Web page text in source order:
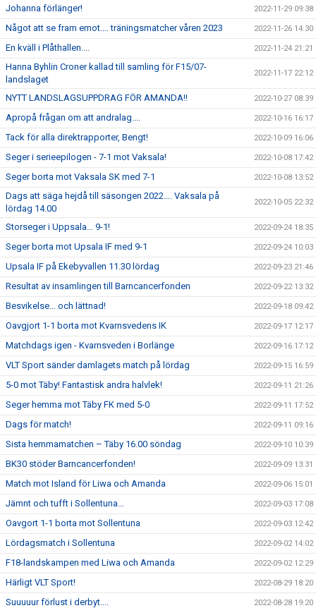
Johanna förlänger! 2022-11-29 09:38
Något att se fram emot.... träningsmatcher våren 2023 2022-11-26 14:30
En kväll i Plåthallen.... 2022-11-24 21:21
Hanna Byhlin Croner kallad till samling för F15/07-
landslaget
2022-11-17 22:12
NYTT LANDSLAGSUPPDRAG FÖR AMANDA!! 2022-10-27 08:39
Apropå frågan om att andralag.... 2022-10-16 16:17
Tack för alla direktrapporter, Bengt! 2022-10-09 16:06
Seger i serieepilogen - 7-1 mot Vaksala! 2022-10-08 17:42
Seger borta mot Vaksala SK med 7-1 2022-10-08 13:52
Dags att säga hejdå till säsongen 2022…. Vaksala på
lördag 14.00
2022-10-05 22:32
Storseger i Uppsala… 9-1! 2022-09-24 18:35
Seger borta mot Upsala IF med 9-1 2022-09-24 10:03
Upsala IF på Ekebyvallen 11.30 lördag 2022-09-23 21:46
Resultat av insamlingen till Barncancerfonden 2022-09-22 13:32
Besvikelse… och lättnad! 2022-09-18 09:42
Oavgjort 1-1 borta mot Kvarnsvedens IK 2022-09-17 12:17
Matchdags igen - Kvarnsveden i Borlänge 2022-09-16 17:12
VLT Sport sänder damlagets match på lördag 2022-09-15 16:59
5-0 mot Täby! Fantastisk andra halvlek! 2022-09-11 21:26
Seger hemma mot Täby FK med 5-0 2022-09-11 17:52
Dags för match! 2022-09-11 09:16
Sista hemmamatchen – Täby 16.00 söndag 2022-09-10 10:39
BK30 stöder Barncancerfonden! 2022-09-09 13:31
Match mot Island för Liwa och Amanda 2022-09-06 15:01
Jämnt och tufft i Sollentuna... 2022-09-03 17:08
Oavgort 1-1 borta mot Sollentuna 2022-09-03 12:42
Lördagsmatch i Sollentuna 2022-09-02 14:02
F18-landskampen med Liwa och Amanda 2022-09-02 12:29
Härligt VLT Sport! 2022-08-29 18:20
Suuuuur förlust i derbyt.... 2022-08-28 19:20